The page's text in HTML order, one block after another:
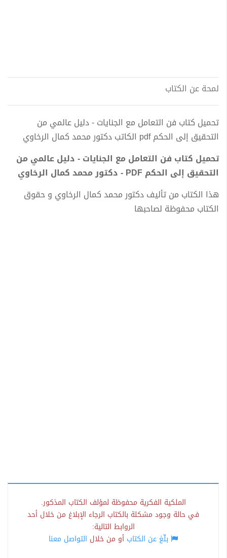
لمحة عن الكتاب
تحميل كتاب فن التعامل مع الجنايات - دليل عالمي من
التحقيق إلى الحكم pdf الكاتب دكتور محمد كمال الرخاوي
تحميل كتاب فن التعامل مع الجنايات - دليل عالمي من
التحقيق إلى الحكم PDF - دكتور محمد كمال الرخاوي
هذا الكتاب من تأليف دكتور محمد كمال الرخاوي و حقوق
الكتاب محفوظة لصاحبها
الملكية الفكرية محفوظة لمؤلف الكتاب المذكور.
في حالة وجود مشكلة بالكتاب الرجاء الإبلاغ من خلال أحد
الروابط التالية:
بلّغ عن الكتاب أو من خلال التواصل معنا